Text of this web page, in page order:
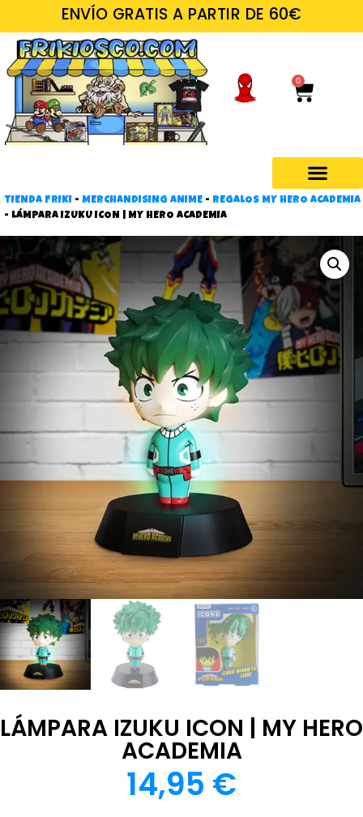
ENVÍO GRATIS A PARTIR DE 60€
0
TIENDA FRIKI - MERCHANDISING ANIME - REGALOS MY HERO ACADEMIA
- LÁMPARA IZUKU ICON | MY HERO ACADEMIA
LÁMPARA IZUKU ICON | MY HERO
ACADEMIA
14,95 €